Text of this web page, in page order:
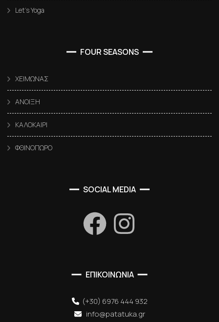
Let’s Yoga
FOUR SEASONS
ΧΕΙΜΩΝΑΣ
ΑΝΟΙΞΗ
ΚΑΛΟΚΑΙΡΙ
ΦΘΙΝΟΠΩΡΟ
SOCIAL MEDIA
ΕΠΙΚΟΙΝΩΝΙΑ
(+30) 6976 444 932
info@patatuka.gr